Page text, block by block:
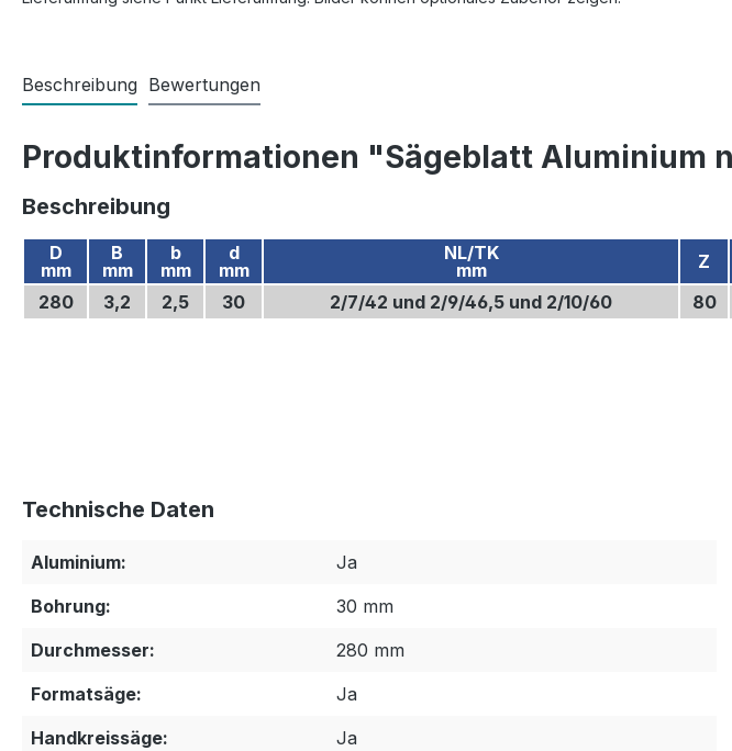
Beschreibung Bewertungen
Produktinformationen "Sägeblatt Aluminium
Beschreibung
D
mm
B
mm
b
mm
d
mm
NL/TK
mm
Z
280
3,2 2,5 30 2/7/42 und 2/9/46,5 und 2/10/60 80
Technische Daten
Aluminium:
Ja
Bohrung:
30 mm
Durchmesser:
280 mm
Formatsäge:
Ja
Handkreissäge:
Ja